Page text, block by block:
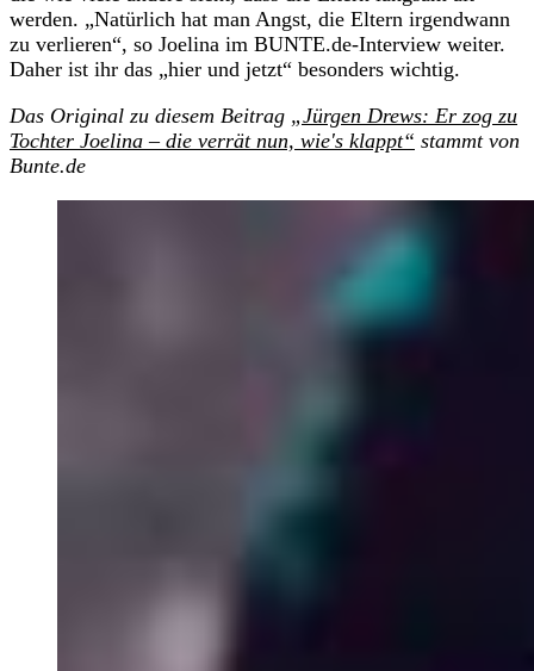
werden. „Natürlich hat man Angst, die Eltern irgendwann
zu verlieren“, so Joelina im BUNTE.de-Interview weiter.
Daher ist ihr das „hier und jetzt“ besonders wichtig.
Das Original zu diesem Beitrag „Jürgen Drews: Er zog zu
Tochter Joelina – die verrät nun, wie's klappt“ stammt von
Bunte.de